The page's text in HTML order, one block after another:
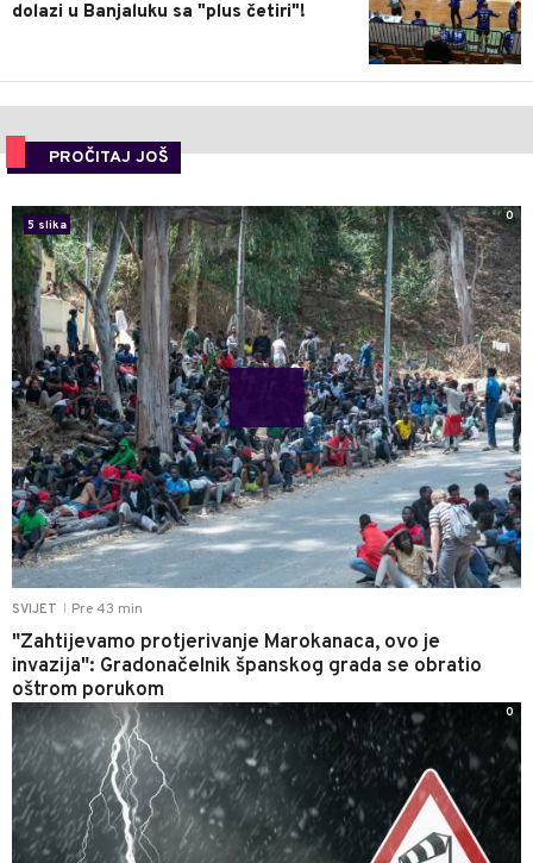
dolazi u Banjaluku sa "plus četiri"!
PROČITAJ JOŠ
SVIJET Pre 43 min
"Zahtijevamo protjerivanje Marokanaca, ovo je
invazija": Gradonačelnik španskog grada se obratio
oštrom porukom
5 slika
0
0